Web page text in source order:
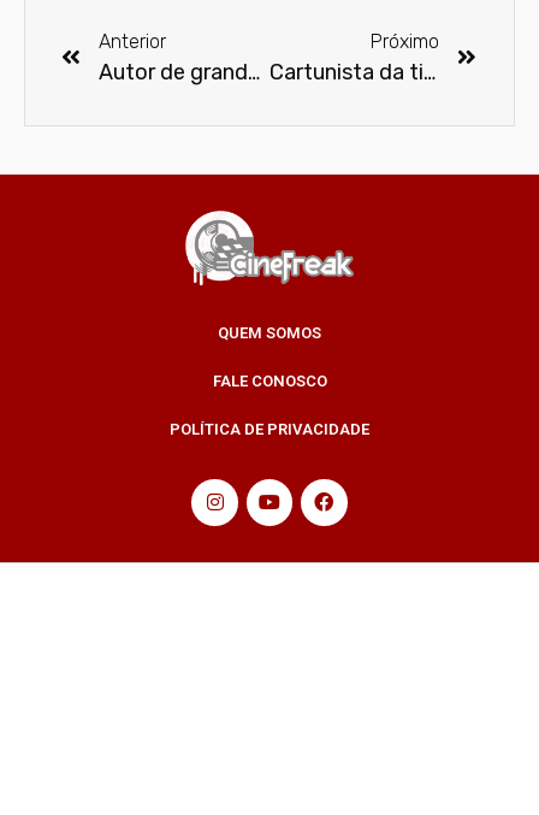
Anterior
Autor de grandes novelas Manoel Carlos morre aos 92 anos no Rio
Próximo
Cartunista da tirinha Dilbert, Scott Adams morreu aos 68 anos
QUEM SOMOS
FALE CONOSCO
POLÍTICA DE PRIVACIDADE